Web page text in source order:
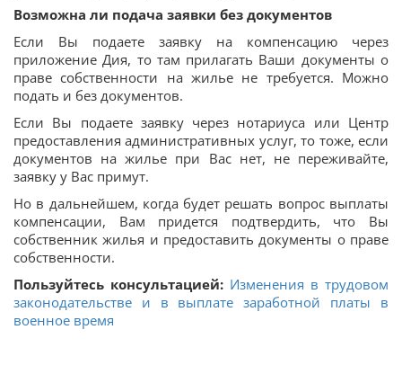
Возможна ли подача заявки без документов
Если Вы подаете заявку на компенсацию через
приложение Дия, то там прилагать Ваши документы о
праве собственности на жилье не требуется. Можно
подать и без документов.
Если Вы подаете заявку через нотариуса или Центр
предоставления административных услуг, то тоже, если
документов на жилье при Вас нет, не переживайте,
заявку у Вас примут.
Но в дальнейшем, когда будет решать вопрос выплаты
компенсации, Вам придется подтвердить, что Вы
собственник жилья и предоставить документы о праве
собственности.
Пользуйтесь консультацией: Изменения в трудовом
законодательстве и в выплате заработной платы в
военное время